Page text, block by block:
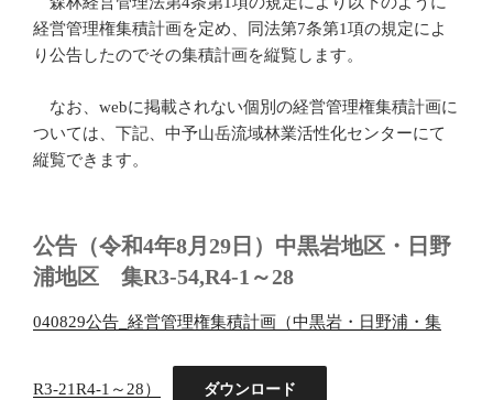
経営管理権集積計画を定め、同法第7条第1項の規定によ
り公告したのでその集積計画を縦覧します。
なお、webに掲載されない個別の経営管理権集積計画に
ついては、下記、中予山岳流域林業活性化センターにて
縦覧できます。
公告（令和4年8月29日）中黒岩地区・日野
浦地区 集R3-54,R4-1～28
040829公告_経営管理権集積計画（中黒岩・日野浦・集
R3-21R4-1～28） ダウンロード